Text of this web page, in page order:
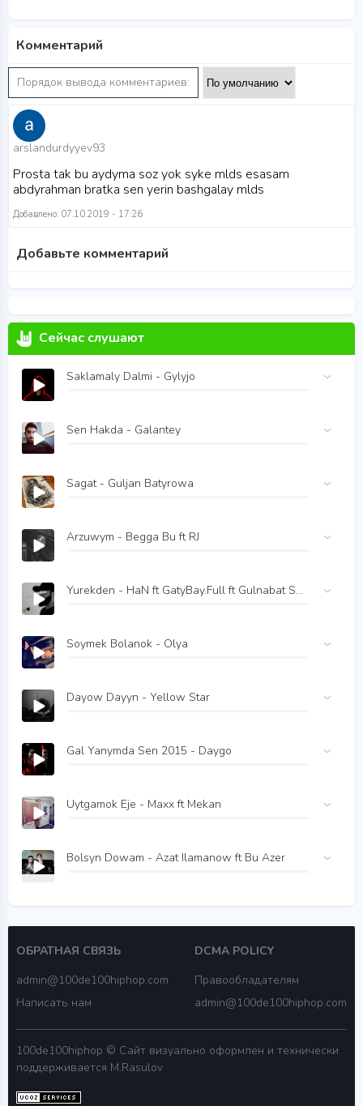
Комментарий
Порядок вывода комментариев:
arslandurdyyev93
Prosta tak bu aydyma soz yok syke mlds esasam
abdyrahman bratka sen yerin bashgalay mlds
Добавлено: 07.10.2019 - 17:26
Добавьте комментарий
Сейчас слушают
Saklamaly Dalmi - Gylyjo
Sen Hakda - Galantey
Sagat - Guljan Batyrowa
Arzuwym - Begga Bu ft RJ
Yurekden - HaN ft GatyBay.Full ft Gulnabat Saryyewa
Soymek Bolanok - Olya
Dayow Dayyn - Yellow Star
Gal Yanymda Sen 2015 - Daygo
Uytgamok Eje - Maxx ft Mekan
Bolsyn Dowam - Azat Ilamanow ft Bu Azer
ОБРАТНАЯ СВЯЗЬ
admin@100de100hiphop.com
Написать нам
DCMA POLICY
Правообладателям
admin@100de100hiphop.com
100de100hiphop © Сайт визуально оформлен и технически
поддерживается M.Rasulov